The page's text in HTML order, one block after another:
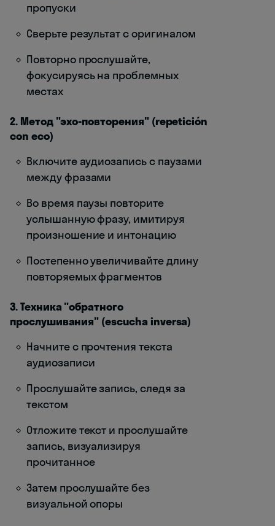
пропуски
Сверьте результат с оригиналом
Повторно прослушайте,
фокусируясь на проблемных
местах
2. Метод "эхо-повторения" (repetición
con eco)
Включите аудиозапись с паузами
между фразами
Во время паузы повторите
услышанную фразу, имитируя
произношение и интонацию
Постепенно увеличивайте длину
повторяемых фрагментов
3. Техника "обратного
прослушивания" (escucha inversa)
Начните с прочтения текста
аудиозаписи
Прослушайте запись, следя за
текстом
Отложите текст и прослушайте
запись, визуализируя
прочитанное
Затем прослушайте без
визуальной опоры